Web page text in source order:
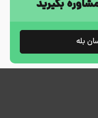
بگیرید
بله